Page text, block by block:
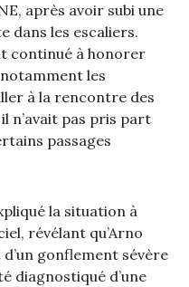
après avoir subi une
dans les escaliers.
continué à honorer
les
à la rencontre des
n’avait pas pris part
passages
la situation à
révélant qu’Arno
gonflement sévère
diagnostiqué d’une